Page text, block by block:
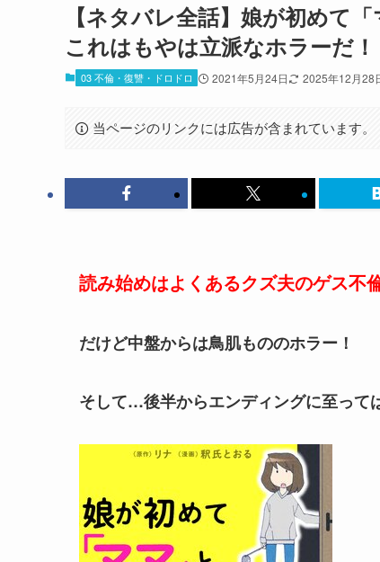
【ネタバレ全話】娘が初めて
これはもやは立派なホラーだ！
03 不倫・復讐・ドロドロ 2021年5月24日 2025年12月28
当ページのリンクには広告が含まれています。
読み始めはよくあるクズ夫のゲス不
だけど中盤からは鳥肌もののホラー！
そして…後半からエンディングに至って